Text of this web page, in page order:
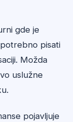
gde je
pisati
Možda
uslužne
pojavljuje